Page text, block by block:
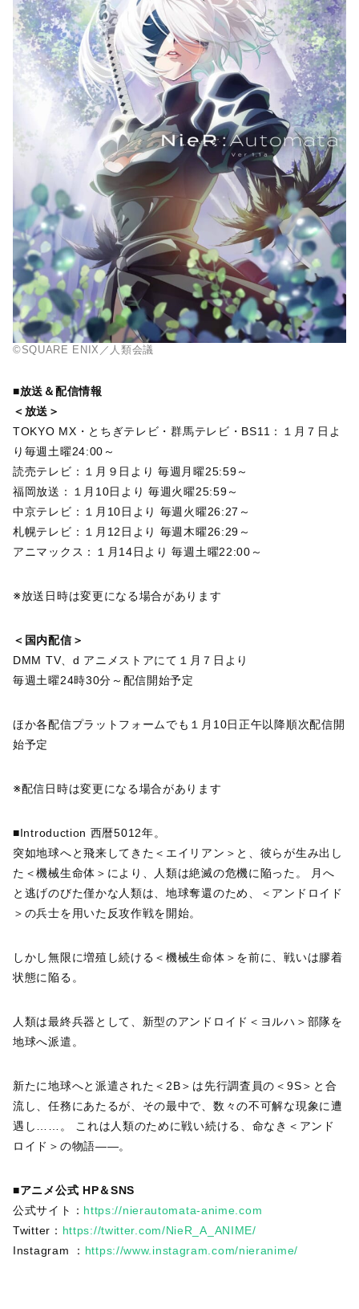
©SQUARE ENIX／人類会議
■放送＆配信情報
＜放送＞
TOKYO MX・とちぎテレビ・群馬テレビ・BS11：１月７日よ
り毎週土曜24:00～
読売テレビ：１月９日より 毎週月曜25:59～
福岡放送：１月10日より 毎週火曜25:59～
中京テレビ：１月10日より 毎週火曜26:27～
札幌テレビ：１月12日より 毎週木曜26:29～
アニマックス：１月14日より 毎週土曜22:00～
※放送日時は変更になる場合があります
＜国内配信＞
DMM TV、d アニメストアにて１月７日より
毎週土曜24時30分～配信開始予定
ほか各配信プラットフォームでも１月10日正午以降順次配信開
始予定
※配信日時は変更になる場合があります
■Introduction 西暦5012年。
突如地球へと飛来してきた＜エイリアン＞と、彼らが生み出し
た＜機械生命体＞により、人類は絶滅の危機に陥った。 月へ
と逃げのびた僅かな人類は、地球奪還のため、＜アンドロイド
＞の兵士を用いた反攻作戦を開始。
しかし無限に増殖し続ける＜機械生命体＞を前に、戦いは膠着
状態に陥る。
人類は最終兵器として、新型のアンドロイド＜ヨルハ＞部隊を
地球へ派遣。
新たに地球へと派遣された＜2B＞は先行調査員の＜9S＞と合
流し、任務にあたるが、その最中で、数々の不可解な現象に遭
遇し……。 これは人類のために戦い続ける、命なき＜アンド
ロイド＞の物語――。
■アニメ公式 HP＆SNS
公式サイト： https://nierautomata-anime.com
Twitter： https://twitter.com/NieR_A_ANIME/
Instagram ： https://www.instagram.com/nieranime/